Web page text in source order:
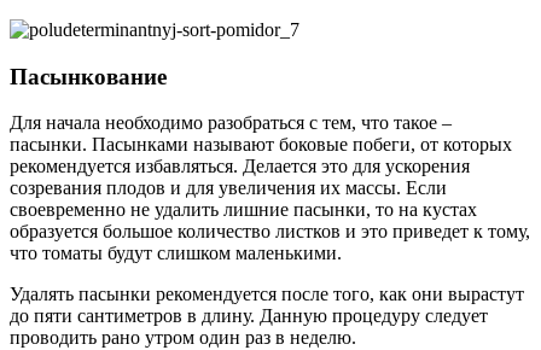
Пасынкование
Для начала необходимо разобраться с тем, что такое –
пасынки. Пасынками называют боковые побеги, от которых
рекомендуется избавляться. Делается это для ускорения
созревания плодов и для увеличения их массы. Если
своевременно не удалить лишние пасынки, то на кустах
образуется большое количество листков и это приведет к тому,
что томаты будут слишком маленькими.
Удалять пасынки рекомендуется после того, как они вырастут
до пяти сантиметров в длину. Данную процедуру следует
проводить рано утром один раз в неделю.